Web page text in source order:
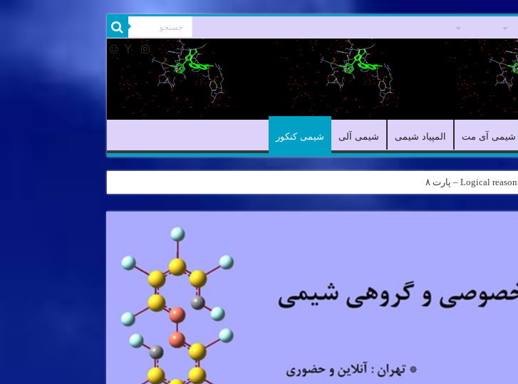
شیمی آی مت المپیاد شیمی شیمی آلی شیمی کنکور